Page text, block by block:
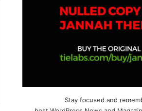
Stay focused and